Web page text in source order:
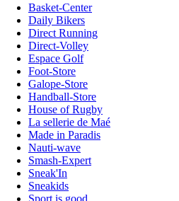
Basket-Center
Daily Bikers
Direct Running
Direct-Volley
Espace Golf
Foot-Store
Galope-Store
Handball-Store
House of Rugby
La sellerie de Maé
Made in Paradis
Nauti-wave
Smash-Expert
Sneak'In
Sneakids
Sport is good